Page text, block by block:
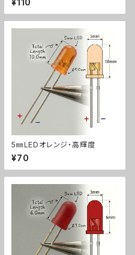
¥110
5㎜LEDオレンジ・高輝度
¥70